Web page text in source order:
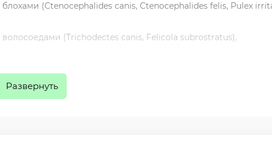
блохами (Ctenocephalides canis, Ctenocephalides felis, Pulex
волосоедами (Trichodectes canis, Felicola subrostratus),
тромбидиформными клещами (Demodex spp., Cheyletiella
Развернуть